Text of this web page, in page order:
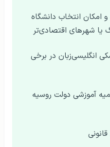
امکان انتخاب دانشگاه
یا شهرهای اقتصادی‌تر
انگلیسی‌زبان در برخی
آموزشی دولت روسیه